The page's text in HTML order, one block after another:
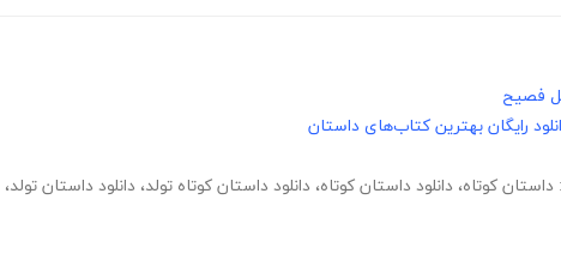
فصیح
رایگان بهترین کتاب‌های داستان
داستان کوتاه، دانلود داستان کوتاه، دانلود داستان کوتاه تولد، دانلود داستان تولد،